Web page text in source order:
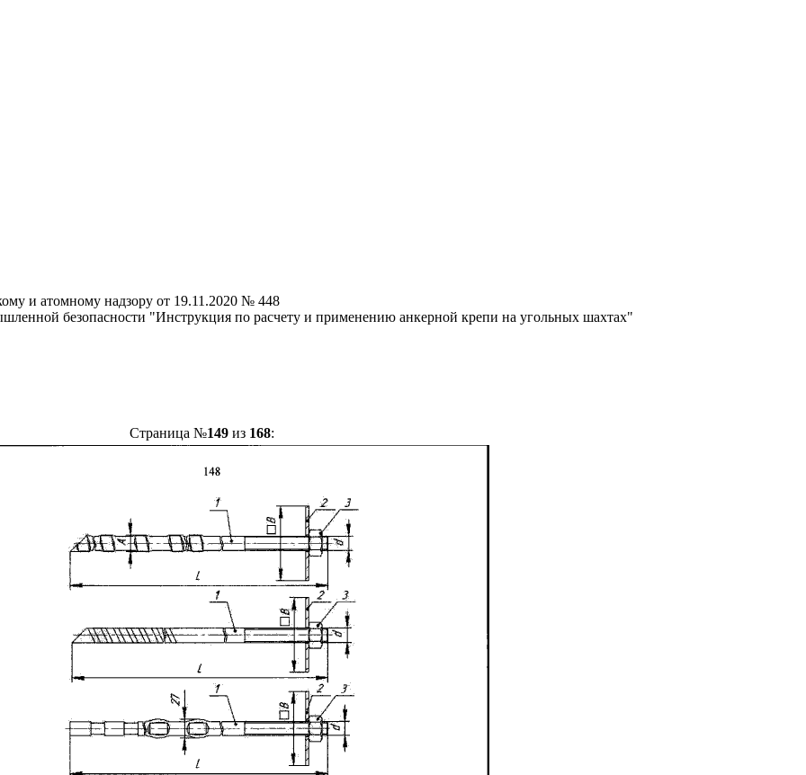
и атомному надзору от 19.11.2020 № 448
безопасности "Инструкция по расчету и применению анкерной крепи на угольных шахтах"
Страница №149из 168: